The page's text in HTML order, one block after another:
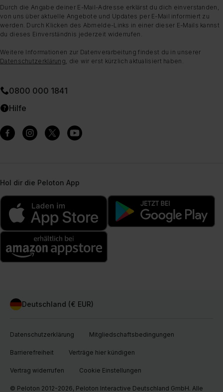
Durch die Angabe deiner E-Mail-Adresse erklärst du dich einverstanden,
von uns über aktuelle Angebote und Updates per E-Mail informiert zu
werden. Durch Klicken des Abmelde-Links in einer dieser E-Mails kannst
du dieses Einverständnis jederzeit widerrufen.
Weitere Informationen zur Datenverarbeitung findest du in unserer
Datenschutzerklärung , die wir erst kürzlich aktualisiert haben.
0800 000 1841
Hilfe
Hol dir die Peloton App
Deutschland (€ EUR)
Datenschutzerklärung Mitgliedschaftsbedingungen
Barrierefreiheit Verträge hier kündigen
Vertrag widerrufen Cookie Einstellungen
© Peloton 2012-2026, Peloton Interactive Deutschland GmbH. Alle